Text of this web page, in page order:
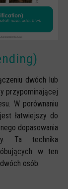
dwóch lub
przypominającej
W porównaniu
łatwiejszy do
dopasowania
Ta technika
w ten
osób.